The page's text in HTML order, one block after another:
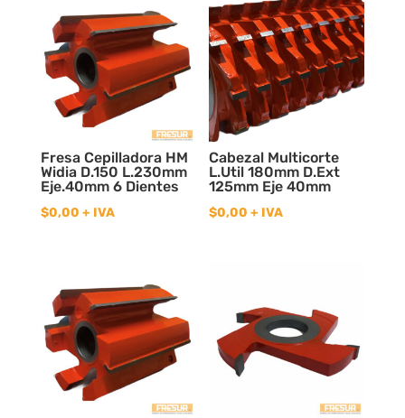
Fresa Cepilladora HM
Widia D.150 L.230mm
Eje.40mm 6 Dientes
$0,00 + IVA
Cabezal Multicorte
L.Util 180mm D.Ext
125mm Eje 40mm
$0,00 + IVA